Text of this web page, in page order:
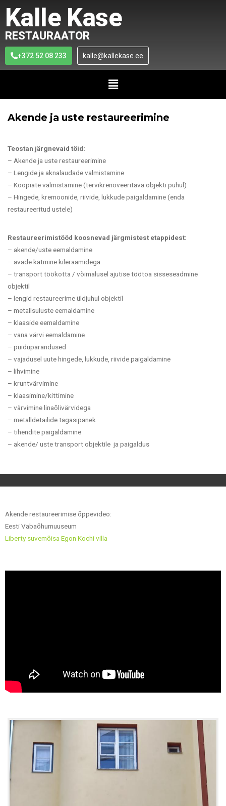
Kalle Kase
RESTAURAATOR
+372 52 08 233 kalle@kallekase.ee
Akende ja uste restaureerimine
Teostan järgnevaid töid:
– Akende ja uste restaureerimine
– Lengide ja aknalaudade valmistamine
– Koopiate valmistamine (tervikrenoveeritava objekti puhul)
– Hingede, kremoonide, riivide, lukkude paigaldamine (enda
restaureeritud ustele)
Restaureerimistööd koosnevad järgmistest etappidest:
– akende/uste eemaldamine
– avade katmine kileraamidega
– transport töökotta / võimalusel ajutise töötoa sisseseadmine
objektil
– lengid restaureerime üldjuhul objektil
– metallsuluste eemaldamine
– klaaside eemaldamine
– vana värvi eemaldamine
– puiduparandused
– vajadusel uute hingede, lukkude, riivide paigaldamine
– lihvimine
– kruntvärvimine
– klaasimine/kittimine
– värvimine linaõlivärvidega
– metalldetailide tagasipanek
– tihendite paigaldamine
– akende/ uste transport objektile ja paigaldus
Akende restaureerimise õppevideo:
Eesti Vabaõhumuuseum
Liberty suvemõisa Egon Kochi villa